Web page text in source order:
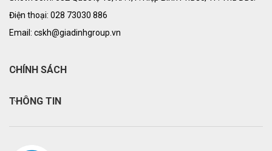
Điện thoại: 028 73030 886
Email: cskh@giadinhgroup.vn
CHÍNH SÁCH
THÔNG TIN